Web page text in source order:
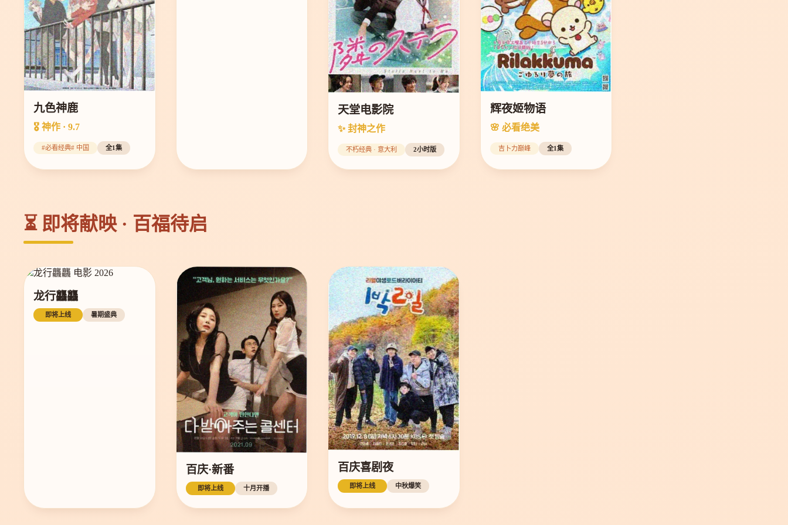
九色神鹿
🎖️ 神作 · 9.7
#必看经典# 中国 全1集
天堂电影院
✨ 封神之作
不朽经典 · 意大利 2小时版
辉夜姬物语
🌸 必看绝美
吉卜力巅峰 全1集
⏳ 即将献映 · 百福待启
龙行龘龘
即将上线 暑期盛典
百庆·新番
即将上线 十月开播
百庆喜剧夜
即将上线 中秋爆笑